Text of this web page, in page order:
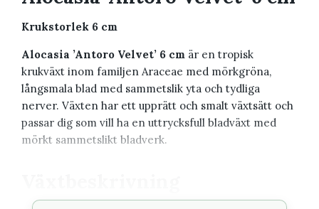
Krukstorlek 6 cm
Alocasia ’Antoro Velvet’ 6 cm är en tropisk
krukväxt inom familjen Araceae med mörkgröna,
långsmala blad med sammetslik yta och tydliga
nerver. Växten har ett upprätt och smalt växtsätt och
passar dig som vill ha en uttrycksfull bladväxt med
mörkt sammetslikt bladverk.